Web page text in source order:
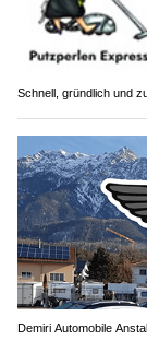
Schnell, gründlich und
Demiri Automobile